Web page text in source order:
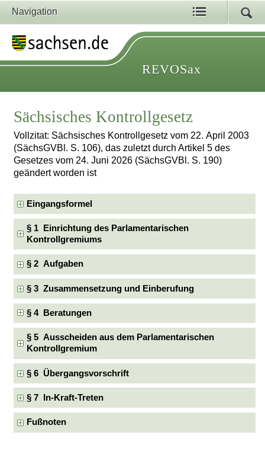
Navigation
REVOSax
Sächsisches Kontrollgesetz
Vollzitat: Sächsisches Kontrollgesetz vom 22. April 2003
(SächsGVBl. S. 106), das zuletzt durch Artikel 5 des
Gesetzes vom 24. Juni 2026 (SächsGVBl. S. 190)
geändert worden ist
Eingangsformel
§ 1 Einrichtung des Parlamentarischen
Kontrollgremiums
§ 2 Aufgaben
§ 3 Zusammensetzung und Einberufung
§ 4 Beratungen
§ 5 Ausscheiden aus dem Parlamentarischen
Kontrollgremium
§ 6 Übergangsvorschrift
§ 7 In-Kraft-Treten
Fußnoten